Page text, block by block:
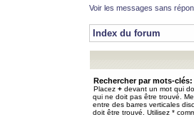
Voir les messages sans
Index du forum
Rechercher par mots-clés:
Placez + devant un mot qui
qui ne doit pas être trouvé.
entre des barres verticales
doit être trouvé. Utilisez *